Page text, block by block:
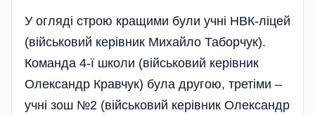
У огляді строю кращими були учні НВК-ліцей
(військовий керівник Михайло Таборчук).
Команда 4-ї школи (військовий керівник
Олександр Кравчук) була другою, третіми –
учні зош №2 (військовий керівник Олександр